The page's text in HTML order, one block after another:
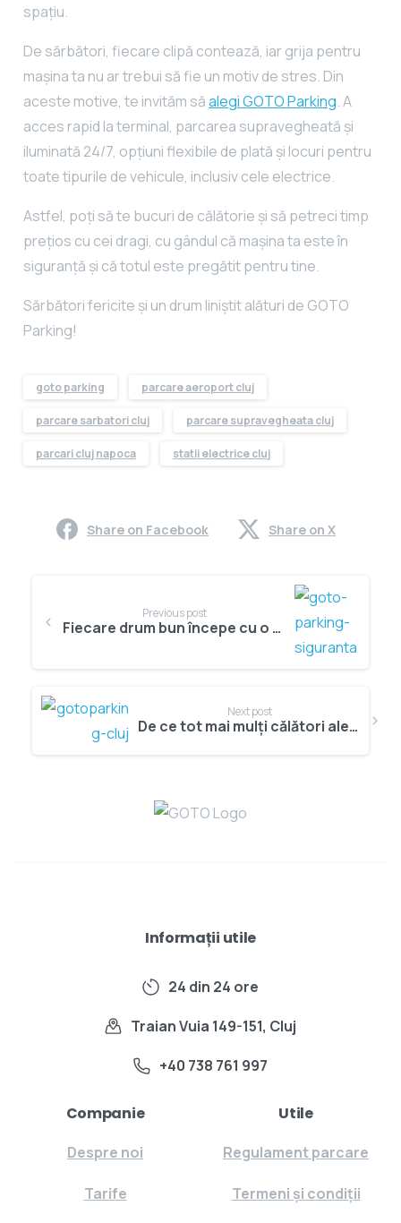
spațiu.
De sărbători, fiecare clipă contează, iar grija pentru
mașina ta nu ar trebui să fie un motiv de stres. Din
aceste motive, te invităm săalegi GOTO Parking. A
acces rapid la terminal, parcarea supravegheată și
iluminată 24/7, opțiuni flexibile de plată și locuri pentru
toate tipurile de vehicule, inclusiv cele electrice.
Astfel, poți să te bucuri de călătorie și să petreci timp
prețios cu cei dragi, cu gândul că mașina ta este în
siguranță și că totul este pregătit pentru tine.
Sărbători fericite și un drum liniștit alături de GOTO
Parking!
goto parking parcare aeroport cluj
parcare sarbatori cluj parcare supravegheata cluj
parcari cluj napoca statii electrice cluj
Share on Facebook Share on X
Reading
Previous post
Fiecare drum bun începe cu o parcare sigură la GOTO Parking
Next post
De ce tot mai mulți călători aleg GOTO Parking în Cluj-Napoca?
Informații utile
24 din 24 ore
Traian Vuia 149-151, Cluj
+40 738 761 997
Companie
Despre noi
Tarife
Utile
Regulament parcare
Termeni și condiții